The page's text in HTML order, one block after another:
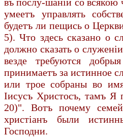
умеетъ управлять
будетъ ли пещись о
5). Что здесь сказано о
должно сказать о
везде требуются
принимаетъ за истинное
или трое собраны во
Iисусъ Христосъ, тамъ
20)". Вотъ почему
христiанъ были
Господни.